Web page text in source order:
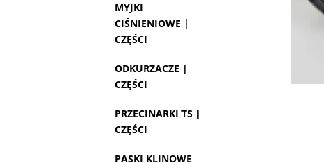
MYJKI
CIŚNIENIOWE |
CZĘŚCI
ODKURZACZE |
CZĘŚCI
PRZECINARKI TS |
CZĘŚCI
PASKI KLINOWE